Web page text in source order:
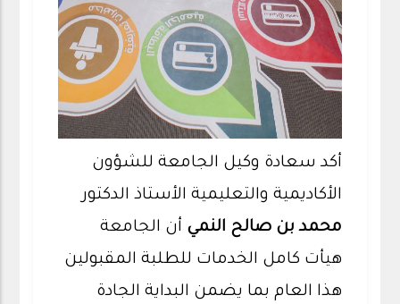
أكد سعادة وكيل الجامعة للشؤون
الأكاديمية والتعليمية الأستاذ الدكتور
محمد بن صالح النمي أن الجامعة
هيأت كامل الخدمات للطلبة المقبولين
هذا العام بما يضمن البداية الجادة